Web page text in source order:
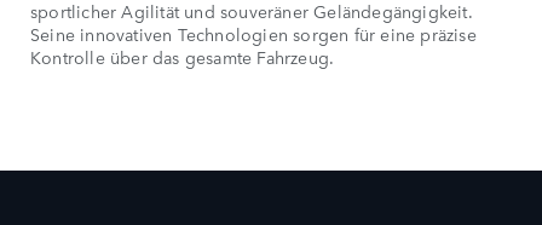
sportlicher Agilität und souveräner Geländegängigkeit.
Seine innovativen Technologien sorgen für eine präzise
Kontrolle über das gesamte Fahrzeug.